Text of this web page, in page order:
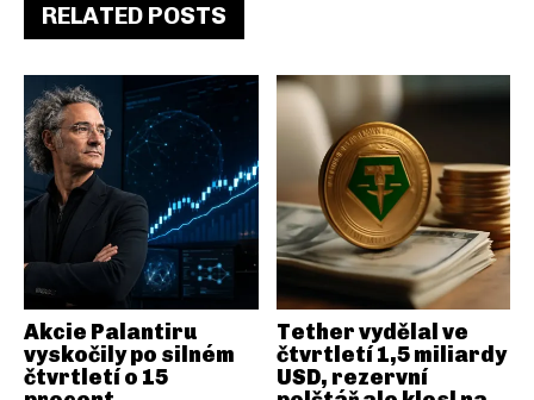
RELATED POSTS
Akcie Palantiru
vyskočily po silném
čtvrtletí o 15
Tether vydělal ve
čtvrtletí 1,5 miliardy
USD, rezervní